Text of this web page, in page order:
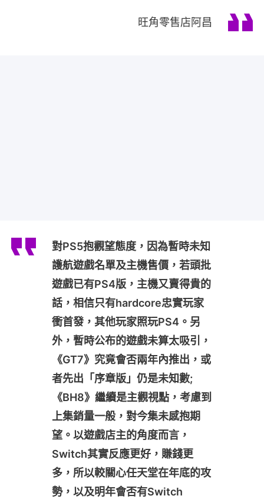
旺角零售店阿昌
對PS5抱觀望態度，因為暫時未知
護航遊戲名單及主機售價，若頭批
遊戲已有PS4版，主機又賣得貴的
話，相信只有hardcore忠實玩家
衝首發，其他玩家照玩PS4。另
外，暫時公布的遊戲未算太吸引，
《GT7》究竟會否兩年內推出，或
者先出「序章版」仍是未知數;
《BH8》繼續是主觀視點，考慮到
上集銷量一般，對今集未感抱期
望。以遊戲店主的角度而言，
Switch其實反應更好，賺錢更
多，所以較關心任天堂在年底的攻
勢，以及明年會否有Switch